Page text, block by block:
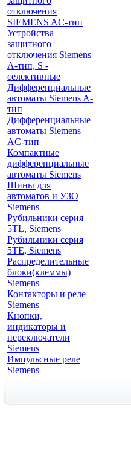
отключения
SIEMENS AС-тип
Устройства
защитного
отключения Siemens
A-тип, S -
селективные
Дифференциальные
автоматы Siemens A-
тип
Дифференциальные
автоматы Siemens
AС-тип
Компактные
дифференциальные
автоматы Siemens
Шины для
автоматов и УЗО
Siemens
Рубильники серия
5TL, Siemens
Рубильники серия
5TE, Siemens
Распределительные
блоки(клеммы)
Siemens
Контакторы и реле
Siemens
Кнопки,
индикаторы и
переключатели
Siemens
Импульсные реле
Siemens